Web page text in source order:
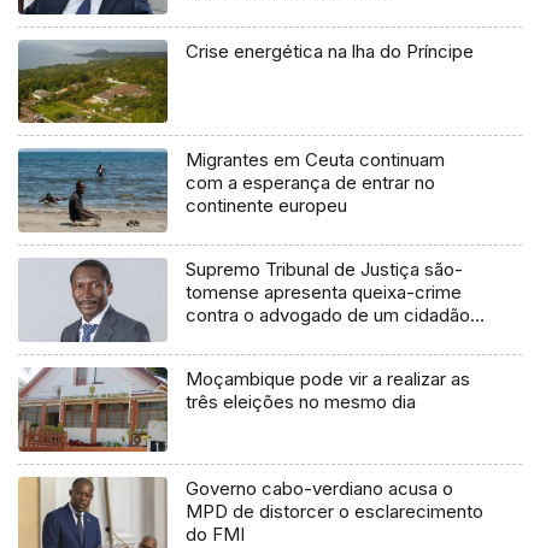
Crise energética na lha do Príncipe
Migrantes em Ceuta continuam
com a esperança de entrar no
continente europeu
Supremo Tribunal de Justiça são-
tomense apresenta queixa-crime
contra o advogado de um cidadão
Moçambique pode vir a realizar as
três eleições no mesmo dia
Governo cabo-verdiano acusa o
MPD de distorcer o esclarecimento
do FMI